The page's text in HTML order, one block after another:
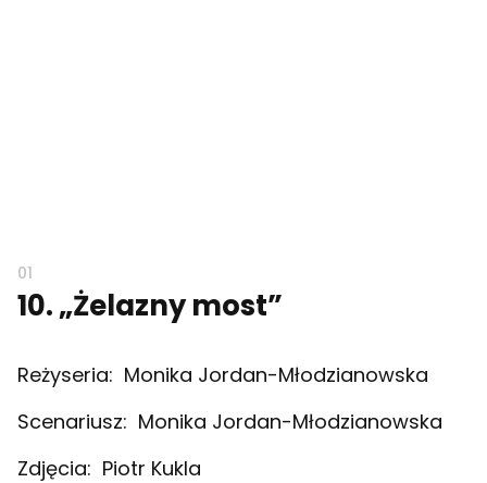
10. „Żelazny most”
Reżyseria: Monika Jordan-Młodzianowska
Scenariusz: Monika Jordan-Młodzianowska
Zdjęcia: Piotr Kukla